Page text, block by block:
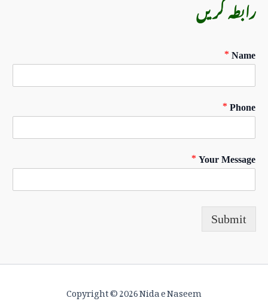
رابطہ کریں
Name
*
Phone
*
Your Message
*
Submit
Copyright © 2026 Nida e Naseem